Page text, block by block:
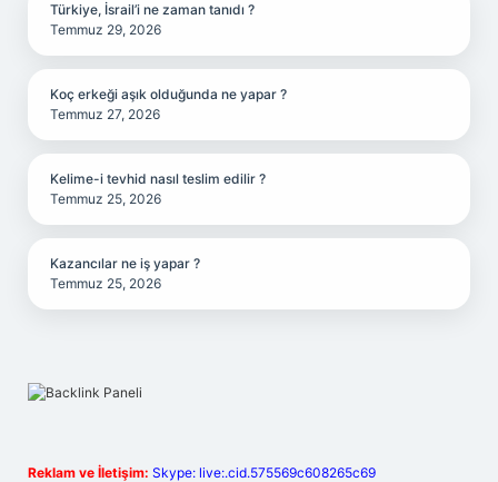
Türkiye, İsrail’i ne zaman tanıdı ?
Temmuz 29, 2026
Koç erkeği aşık olduğunda ne yapar ?
Temmuz 27, 2026
Kelime-i tevhid nasıl teslim edilir ?
Temmuz 25, 2026
Kazancılar ne iş yapar ?
Temmuz 25, 2026
Reklam ve İletişim: Skype: live:.cid.575569c608265c69